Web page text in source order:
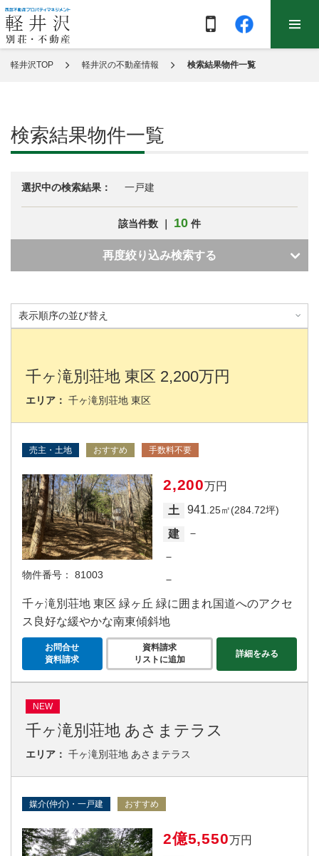
軽井沢TOP 軽井沢の不動産情報 検索結果物件一覧
検索結果物件一覧
選択中の検索結果： 一戸建
該当件数 ｜ 10 件
再度絞り込み検索する
千ヶ滝別荘地 東区 2,200万円
エリア： 千ヶ滝別荘地 東区
売主・土地 おすすめ 手数料不要
物件番号： 81003
2,200万円
土
941 .25㎡(284.72坪)
建
－
－
－
千ヶ滝別荘地 東区 緑ヶ丘 緑に囲まれ国道へのアクセ
ス良好な緩やかな南東傾斜地
お問合せ
資料請求
資料請求
リストに追加
詳細をみる
千ヶ滝別荘地 あさまテラス
NEW
エリア： 千ヶ滝別荘地 あさまテラス
媒介(仲介)・一戸建 おすすめ
2億5,550万円